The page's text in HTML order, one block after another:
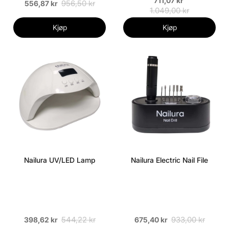
556,87 kr 956,50 kr
Kjøp
1.049,00 kr
Kjøp
Nailura UV/LED Lamp
398,62 kr 544,22 kr
Nailura Electric Nail File
675,40 kr 933,00 kr